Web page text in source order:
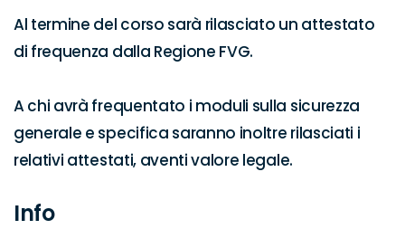
Al termine del corso sarà rilasciato un attestato
di frequenza dalla Regione FVG.
A chi avrà frequentato i moduli sulla sicurezza
generale e specifica saranno inoltre rilasciati i
relativi attestati, aventi valore legale.
Info